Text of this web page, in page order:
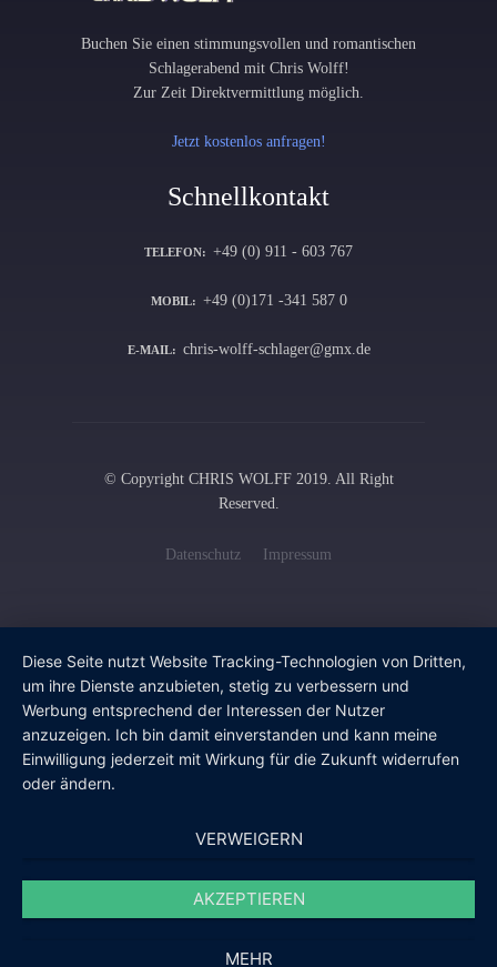
Buchen Sie einen stimmungsvollen und romantischen
Schlagerabend mit Chris Wolff!
Zur Zeit Direktvermittlung möglich.
Jetzt kostenlos anfragen!
Schnellkontakt
TELEFON: +49 (0) 911 - 603 767
MOBIL: +49 (0)171 -341 587 0
E-MAIL: chris-wolff-schlager@gmx.de
© Copyright CHRIS WOLFF 2019. All Right
Reserved.
Datenschutz Impressum
Diese Seite nutzt Website Tracking-Technologien von Dritten,
um ihre Dienste anzubieten, stetig zu verbessern und
Werbung entsprechend der Interessen der Nutzer
anzuzeigen. Ich bin damit einverstanden und kann meine
Einwilligung jederzeit mit Wirkung für die Zukunft widerrufen
oder ändern.
VERWEIGERN
AKZEPTIEREN
MEHR